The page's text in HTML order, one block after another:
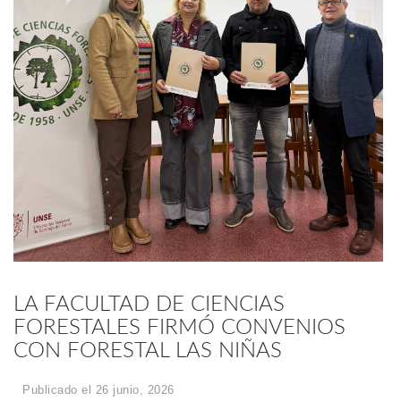
LA FACULTAD DE CIENCIAS
FORESTALES FIRMÓ CONVENIOS
CON FORESTAL LAS NIÑAS
Publicado el 26 junio, 2026